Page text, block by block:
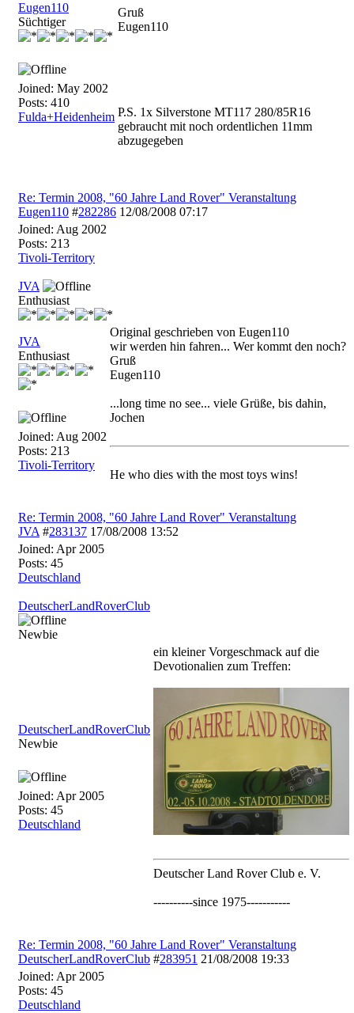
Eugen110
Süchtiger
Joined: May 2002
Posts: 410
Fulda+Heidenheim
Gruß
Eugen110
P.S. 1x Silverstone MT117 280/85R16
gebraucht mit noch ordentlichen 11mm
abzugegeben
Re: Termin 2008, "60 Jahre Land Rover" Veranstaltung
Eugen110 #282286 12/08/2008 07:17
Joined: Aug 2002
Posts: 213
Tivoli-Territory
JVA
Enthusiast
JVA
Enthusiast
Joined: Aug 2002
Posts: 213
Tivoli-Territory
Original geschrieben von Eugen110
wir werden hin fahren... Wer kommt den noch?
Gruß
Eugen110
...long time no see... viele Grüße, bis dahin,
Jochen
He who dies with the most toys wins!
Re: Termin 2008, "60 Jahre Land Rover" Veranstaltung
JVA #283137 17/08/2008 13:52
Joined: Apr 2005
Posts: 45
Deutschland
DeutscherLandRoverClub
Newbie
DeutscherLandRoverClub
Newbie
Joined: Apr 2005
Posts: 45
Deutschland
ein kleiner Vorgeschmack auf die
Devotionalien zum Treffen:
Deutscher Land Rover Club e. V.
----------since 1975-----------
Re: Termin 2008, "60 Jahre Land Rover" Veranstaltung
DeutscherLandRoverClub #283951 21/08/2008 19:33
Joined: Apr 2005
Posts: 45
Deutschland